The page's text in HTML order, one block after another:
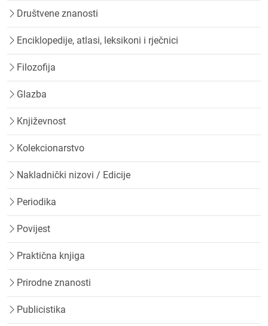
Društvene znanosti
Enciklopedije, atlasi, leksikoni i rječnici
Filozofija
Glazba
Književnost
Kolekcionarstvo
Nakladnički nizovi / Edicije
Periodika
Povijest
Praktična knjiga
Prirodne znanosti
Publicistika